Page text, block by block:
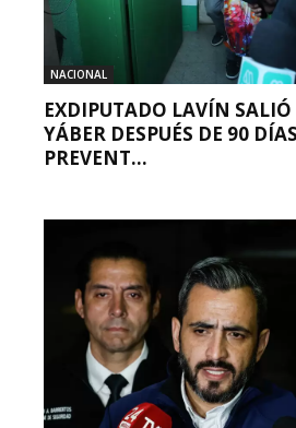
NACIONAL
EXDIPUTADO LAVÍN
YÁBER DESPUÉS DE 90
PREVENT...